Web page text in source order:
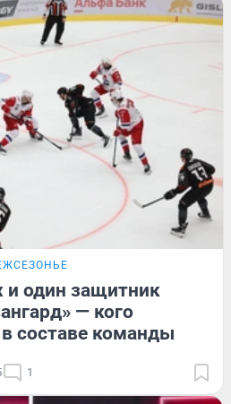
один защитник
— кого
составе команды
1